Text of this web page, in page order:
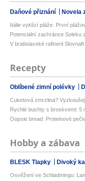
Daňové přiznání Novela
Itálie vyklízí pláže. První
Potenciální zachránce Soleku
V bratislavské rafinerii
Recepty
Oblíbené zimní polévky
Cuketová zmrzlina?
Rychlé buchty s broskvemi: 5
Oopsie bread: Proteinové
Hobby a zábava
BLESK Tlapky Divoký
Osvěžení ve Schladmingu: